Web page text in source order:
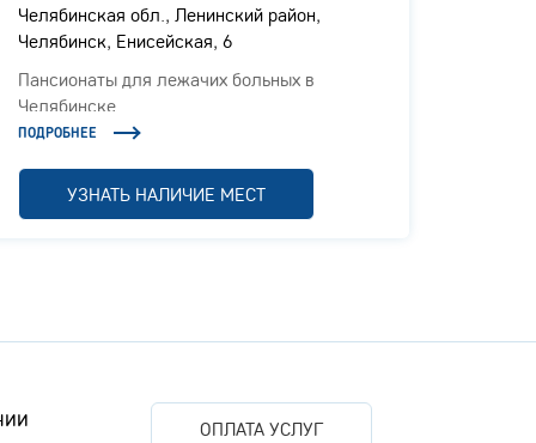
Челябинская обл., ​Ленинский район,
Челябинск, Енисейская, 6
Пансионаты для лежачих больных в
Челябинске
ПОДРОБНЕЕ
УЗНАТЬ НАЛИЧИЕ МЕСТ
ОПЛАТА УСЛУГ